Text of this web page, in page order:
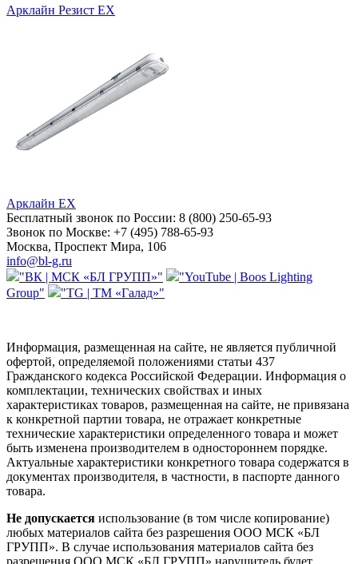
Арклайн Резист EX
Арклайн EX
Бесплатный звонок по России: 8 (800) 250-65-93
Звонок по Москве: +7 (495) 788-65-93
Москва, Проспект Мира, 106
info@bl-g.ru
"ВК | МСК «БЛ ГРУПП»"
"YouTube | Boos Lighting
Group"
"TG | ТМ «Галад»"
Информация, размещенная на сайте, не является публичной
офертой, определяемой положениями статьи 437
Гражданского кодекса Российской Федерации. Информация о
комплектации, технических свойствах и иных
характеристиках товаров, размещенная на сайте, не привязана
к конкретной партии товара, не отражает конкретные
технические характеристики определенного товара и может
быть изменена производителем в одностороннем порядке.
Актуальные характеристики конкретного товара содержатся в
документах производителя, в частности, в паспорте данного
товара.
Не допускается использование (в том числе копирование)
любых материалов сайта без разрешения ООО МСК «БЛ
ГРУПП». В случае использования материалов сайта без
разрешения ООО МСК «БЛ ГРУПП» нарушитель будет